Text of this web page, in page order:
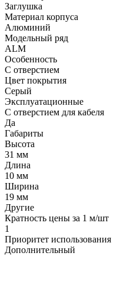
Заглушка
Материал корпуса
Алюминий
Модельный ряд
ALM
Особенность
С отверстием
Цвет покрытия
Серый
Эксплуатационные
С отверстием для кабеля
Да
Габариты
Высота
31 мм
Длина
10 мм
Ширина
19 мм
Другие
Кратность цены за 1 м/шт
1
Приоритет использования
Дополнительный